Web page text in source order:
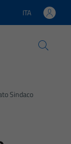
Lingua attiva:
ITA
Sindaco